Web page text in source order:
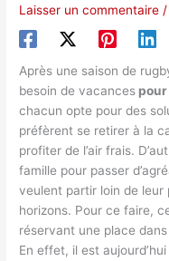
Laisser un commentaire
Après une saison de
besoin de vacances
chacun opte pour des
préfèrent se retirer à la
profiter de l’air frais.
famille pour passer
veulent partir loin de leur
horizons. Pour ce faire,
réservant une place
En effet, il est